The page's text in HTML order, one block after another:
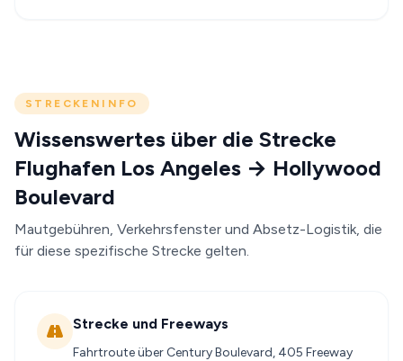
STRECKENINFO
Wissenswertes über die Strecke
Flughafen Los Angeles → Hollywood
Boulevard
Mautgebühren, Verkehrsfenster und Absetz-Logistik, die
für diese spezifische Strecke gelten.
Strecke und Freeways
Fahrtroute über Century Boulevard, 405 Freeway